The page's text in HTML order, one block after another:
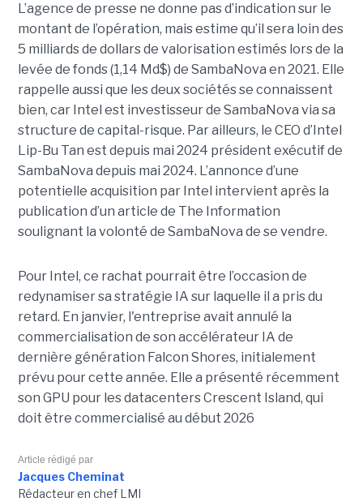
L’agence de presse ne donne pas d’indication sur le
montant de l’opération, mais estime qu’il sera loin des
5 milliards de dollars de valorisation estimés lors de la
levée de fonds (1,14 Md$) de SambaNova en 2021. Elle
rappelle aussi que les deux sociétés se connaissent
bien, car Intel est investisseur de SambaNova via sa
structure de capital-risque. Par ailleurs, le CEO d’Intel
Lip-Bu Tan est depuis mai 2024 président exécutif de
SambaNova depuis mai 2024. L’annonce d’une
potentielle acquisition par Intel intervient après la
publication d’un article de The Information
soulignant la volonté de SambaNova de se vendre.
Pour Intel, ce rachat pourrait être l’occasion de
redynamiser sa stratégie IA sur laquelle il a pris du
retard. En janvier, l'entreprise avait annulé la
commercialisation de son accélérateur IA de
dernière génération Falcon Shores, initialement
prévu pour cette année. Elle a présenté récemment
son GPU pour les datacenters Crescent Island, qui
doit être commercialisé au début 2026
Article rédigé par
Jacques Cheminat
Rédacteur en chef LMI